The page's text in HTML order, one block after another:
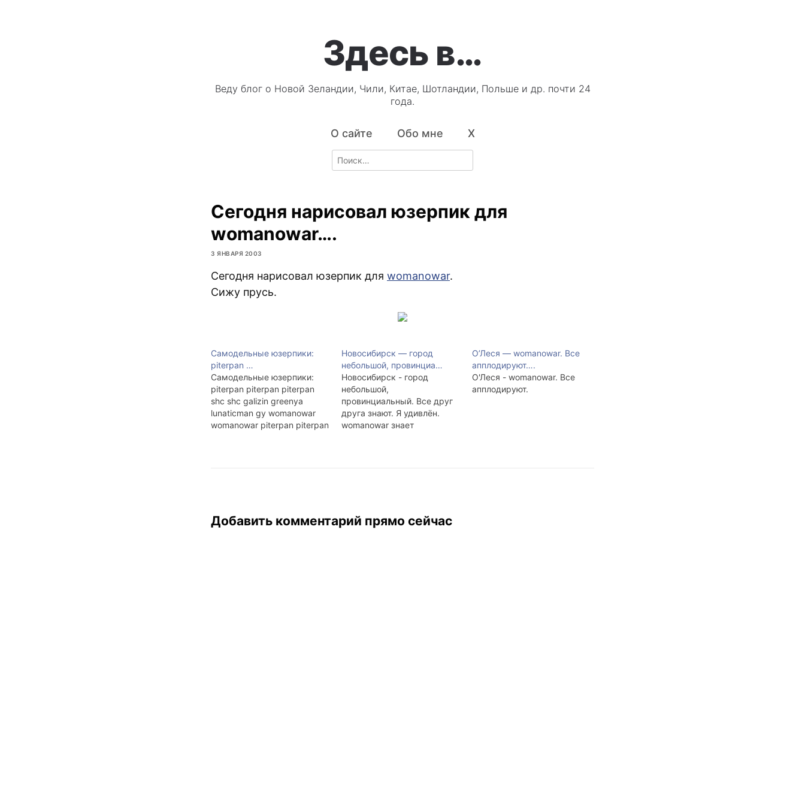
Здесь в…
Веду блог о Новой Зеландии, Чили, Китае, Шотландии, Польше и др. почти 24
года.
О сайте Обо мне X
Search
for:
Сегодня нарисовал юзерпик для
womanowar….
3 ЯНВАРЯ 2003
Сегодня нарисовал юзерпик для womanowar.
Сижу прусь.
Самодельные юзерпики:
piterpan …
Самодельные юзерпики:
piterpan piterpan piterpan
shc shc galizin greenya
lunaticman gy womanowar
womanowar piterpan piterpan
Новосибирск — город
небольшой, провинциа…
Новосибирск - город
небольшой,
провинциальный. Все друг
друга знают. Я удивлён.
womanowar знает
так далее. Люди разных
О’Леся — womanowar. Все
апплодируют….
О'Леся - womanowar. Все
апплодируют.
Добавить комментарий прямо сейчас